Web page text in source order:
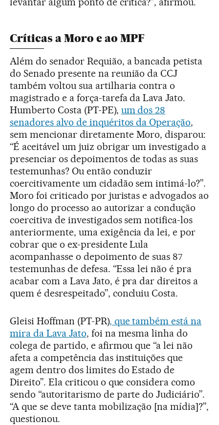
Críticas a Moro e ao MPF
Além do senador Requião, a bancada petista
do Senado presente na reunião da CCJ
também voltou sua artilharia contra o
magistrado e a força-tarefa da Lava Jato.
Humberto Costa (PT-PE), um dos 28
senadores alvo de inquéritos da Operação,
sem mencionar diretamente Moro, disparou:
“É aceitável um juiz obrigar um investigado a
presenciar os depoimentos de todas as suas
testemunhas? Ou então conduzir
coercitivamente um cidadão sem intimá-lo?”.
Moro foi criticado por juristas e advogados ao
longo do processo ao autorizar a condução
coercitiva de investigados sem notifica-los
anteriormente, uma exigência da lei, e por
cobrar que o ex-presidente Lula
acompanhasse o depoimento de suas 87
testemunhas de defesa. “Essa lei não é pra
acabar com a Lava Jato, é pra dar direitos a
quem é desrespeitado”, concluiu Costa.
Gleisi Hoffman (PT-PR), que também está na
mira da Lava Jato, foi na mesma linha do
colega de partido, e afirmou que “a lei não
afeta a competência das instituições que
agem dentro dos limites do Estado de
Direito”. Ela criticou o que considera como
sendo “autoritarismo de parte do Judiciário”.
“A que se deve tanta mobilização [na mídia]?”,
questionou.